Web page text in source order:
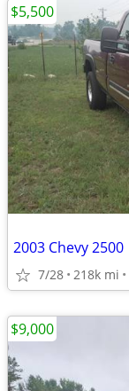
2003 Chevy 2500
7/28 218k mi
$5,500
$9,000